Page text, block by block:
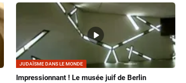
JUDAÏSME DANS LE MONDE
Impressionnant ! Le musée juif de Berlin